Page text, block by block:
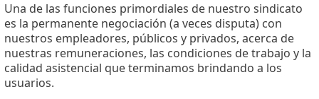
Una de las funciones primordiales de nuestro sindicato
es la permanente negociación (a veces disputa) con
nuestros empleadores, públicos y privados, acerca de
nuestras remuneraciones, las condiciones de trabajo y la
calidad asistencial que terminamos brindando a los
usuarios.